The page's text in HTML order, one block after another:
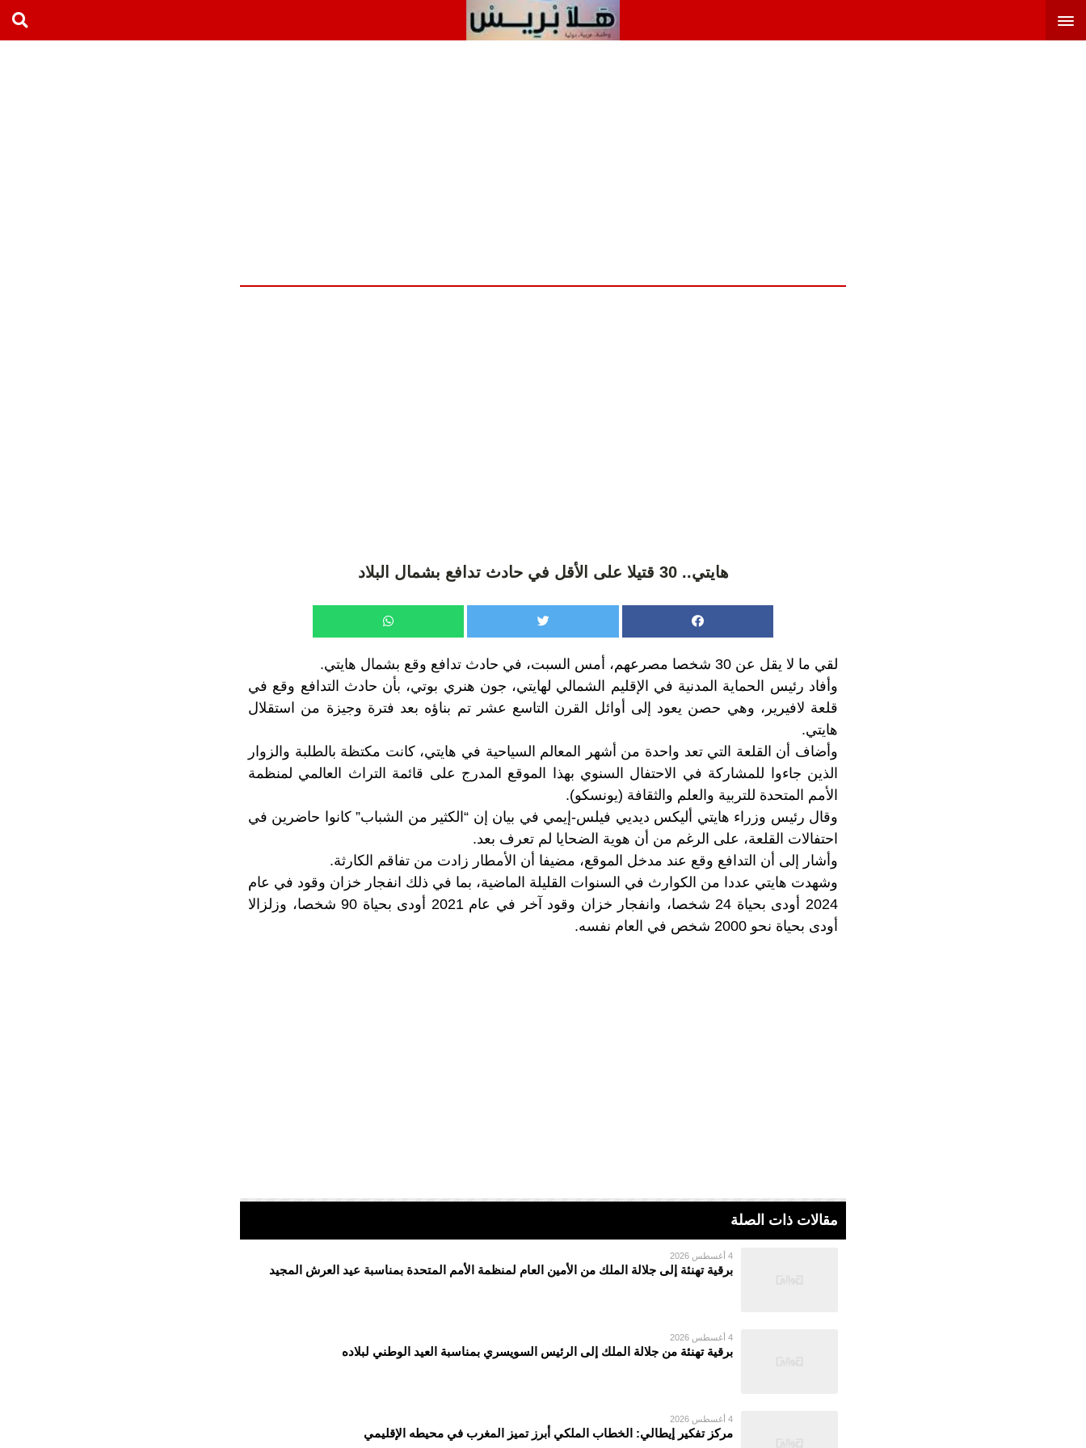
هايتي.. 30 قتيلا على الأقل في حادث تدافع بشمال البلاد
لقي ما لا يقل عن 30 شخصا مصرعهم، أمس السبت، في حادث تدافع وقع بشمال هايتي.
وأفاد رئيس الحماية المدنية في الإقليم الشمالي لهايتي، جون هنري بوتي، بأن حادث التدافع وقع في
قلعة لافيرير، وهي حصن يعود إلى أوائل القرن التاسع عشر تم بناؤه بعد فترة وجيزة من استقلال
هايتي.
وأضاف أن القلعة التي تعد واحدة من أشهر المعالم السياحية في هايتي، كانت مكتظة بالطلبة والزوار
الذين جاءوا للمشاركة في الاحتفال السنوي بهذا الموقع المدرج على قائمة التراث العالمي لمنظمة
الأمم المتحدة للتربية والعلم والثقافة (يونسكو).
وقال رئيس وزراء هايتي أليكس ديديي فيلس-إيمي في بيان إن “الكثير من الشباب” كانوا حاضرين في
احتفالات القلعة، على الرغم من أن هوية الضحايا لم تعرف بعد.
وأشار إلى أن التدافع وقع عند مدخل الموقع، مضيفا أن الأمطار زادت من تفاقم الكارثة.
وشهدت هايتي عددا من الكوارث في السنوات القليلة الماضية، بما في ذلك انفجار خزان وقود في عام
2024 أودى بحياة 24 شخصا، وانفجار خزان وقود آخر في عام 2021 أودى بحياة 90 شخصا، وزلزالا
أودى بحياة نحو 2000 شخص في العام نفسه.
مقالات ذات الصلة
4 أغسطس 2026
برقية تهنئة إلى جلالة الملك من الأمين العام لمنظمة الأمم المتحدة بمناسبة عيد العرش المجيد
4 أغسطس 2026
برقية تهنئة من جلالة الملك إلى الرئيس السويسري بمناسبة العيد الوطني لبلاده
4 أغسطس 2026
مركز تفكير إيطالي: الخطاب الملكي أبرز تميز المغرب في محيطه الإقليمي